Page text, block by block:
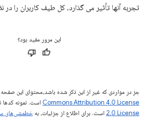
تجربه آنها تأثیر می گذارد، کل طیف کاربران را در
این مرور مفید بود؟
جز در مواردی که غیر از این ذکر شده باشد،‌محتوای این
Commons Attribution 4.0 License است. نمونه کدها
2.0 License است. برای اطلاع از جزئیات، به